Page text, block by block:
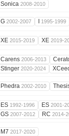
Sonica 2008-2010
G 2002-2007 1995-1999
XE 2015-2019 XE 2019-
Carens 2006-2013
Stinger 2020-2024
Phedra 2002-2010
ES 1992-1996 ES 2001-
GS 2007-2012 RC 2014-
M7 2017-2020